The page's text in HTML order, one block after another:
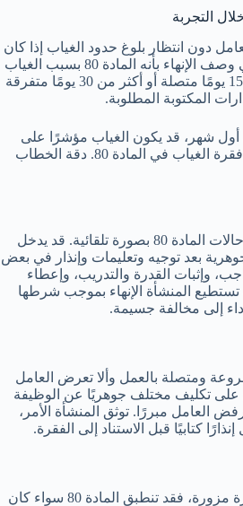
التجربة
دون انتظار بلوغ حدود الغياب إذا كان
الشرط صحيحًا، لكن لا ينبغي وصف الإنهاء بأنه المادة 80 بسبب الغياب
إلا إذا تجاوز العامل أكثر من 15 يومًا متصلة أو أكثر من 30 يومًا متفرقة
المكتوبة المطلوبة.
أول شهر، قد يكون الغياب مؤشرًا على
عدم الملاءمة، لكن لا يحقق فقرة الغياب في المادة 80. دقة الخطاب
ضعف الأداء وحده ليس من حالات المادة 80 بصورة تلقائية. قد يدخل
بعد توجيه وتعليمات وإنذار في بعض
وإثبات القدرة والتدريب، وإعطاء
المنشأة الإنهاء بموجب شرطها
إلى مخالفة جسيمة.
ومتصلة بالعمل وألا تعرض العامل
على تكليف مختلف جوهريًا عن الوظيفة
العامل مبررًا. توثق المنشأة الأمر،
كتابيًا قبل الاستناد إلى الفقرة.
إذا قدم العامل شهادة أو خبرة مزورة، فقد تنطبق المادة 80 سواء كان